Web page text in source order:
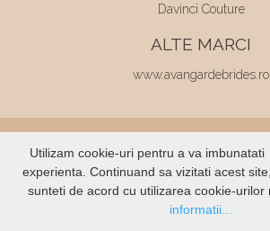
Davinci Couture
ALTE MARCI
www.avangardebrides.ro
© 2026Elite Mariaj | Toate drepturile
rezervate
Dezvoltat de Voitin.com
Utilizam cookie-uri pentru a va imbunatati
experienta. Continuand sa vizitati acest site,
sunteti de acord cu utilizarea cookie-urilor
informatii...